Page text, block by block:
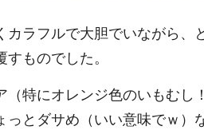
ラフルで大胆でいながら、
ものでした。
特にオレンジ色のいもむし
とダサめ（いい意味でｗ）